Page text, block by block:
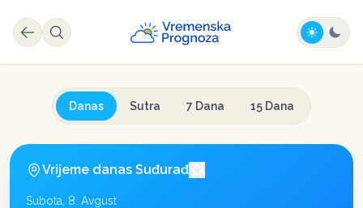
Danas Sutra 7 Dana 15 Dana
Vrijeme danas Suđurađ
Subota, 8. Avgust